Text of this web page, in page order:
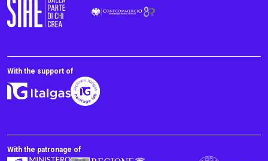
With the support of
With the patronage of